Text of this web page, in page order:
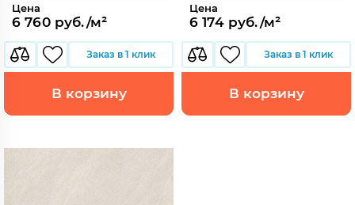
Цена
6 760 руб./м²
Заказ в 1 клик
В корзину
Цена
6 174 руб./м²
Заказ в 1 клик
В корзину